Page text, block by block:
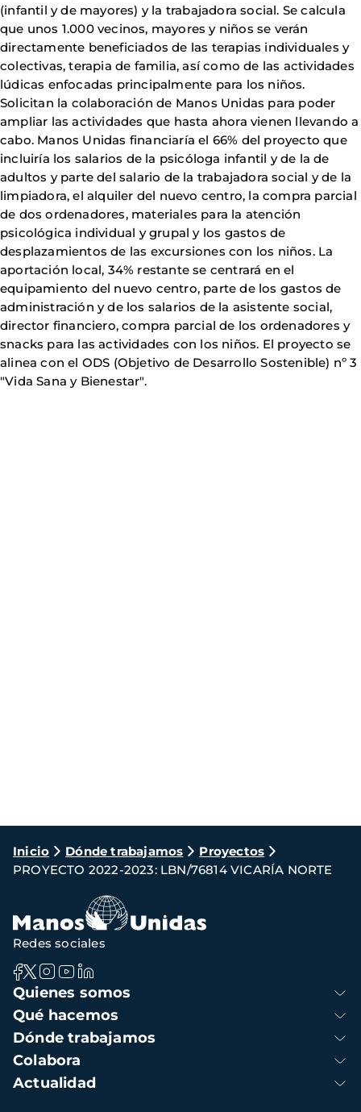
(infantil y de mayores) y la trabajadora social. Se calcula
que unos 1.000 vecinos, mayores y niños se verán
directamente beneficiados de las terapias individuales y
colectivas, terapia de familia, así como de las actividades
lúdicas enfocadas principalmente para los niños.
Solicitan la colaboración de Manos Unidas para poder
ampliar las actividades que hasta ahora vienen llevando a
cabo. Manos Unidas financiaría el 66% del proyecto que
incluiría los salarios de la psicóloga infantil y de la de
adultos y parte del salario de la trabajadora social y de la
limpiadora, el alquiler del nuevo centro, la compra parcial
de dos ordenadores, materiales para la atención
psicológica individual y grupal y los gastos de
desplazamientos de las excursiones con los niños. La
aportación local, 34% restante se centrará en el
equipamiento del nuevo centro, parte de los gastos de
administración y de los salarios de la asistente social,
director financiero, compra parcial de los ordenadores y
snacks para las actividades con los niños. El proyecto se
alinea con el ODS (Objetivo de Desarrollo Sostenible) nº 3
"Vida Sana y Bienestar".
Ruta
de
navegación
Inicio Dónde trabajamos
Proyectos
PROYECTO 2022-2023: LBN/76814 VICARÍA NORTE
Navegación
principal
Quienes somos
Qué hacemos
Dónde trabajamos
Colabora
Actualidad
Redes sociales